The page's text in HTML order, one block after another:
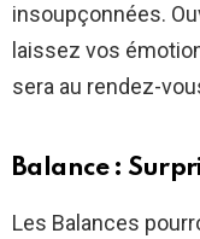
insoupçonnées.
laissez vos
sera au rendez-
Balance :
Les Balances